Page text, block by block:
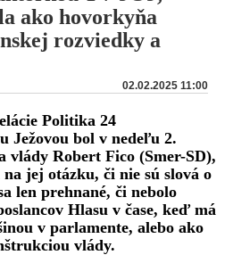
ako hovorkyňa
rozviedky a
02.02.2025 11:00
Politika 24
Ježovou bol v nedeľu 2.
vlády Robert Fico (Smer-SD),
jej otázku, či nie sú slová o
len prehnané, či nebolo
Hlasu v čase, keď má
v parlamente, alebo ako
vlády.